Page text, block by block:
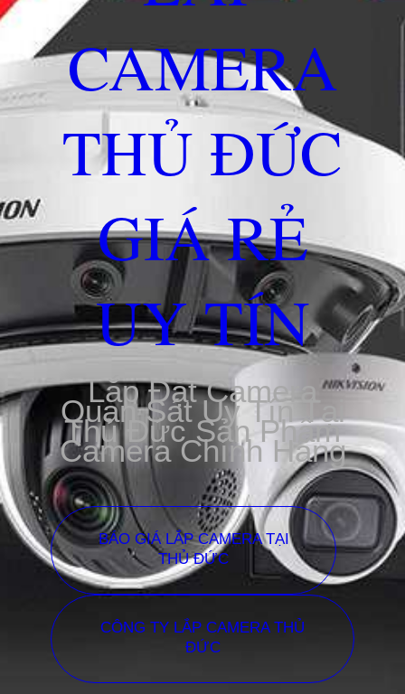
CAMERA
THỦ ĐỨC
GIÁ RẺ
UY TÍN
Lắp Đặt Camera
Quan Sát Uy Tín Tại
Thủ Đức Sản Phẩm
Camera Chính Hãng
BÁO GIÁ LẮP CAMERA TẠI
THỦ ĐỨC
CÔNG TY LẮP CAMERA THỦ
ĐỨC